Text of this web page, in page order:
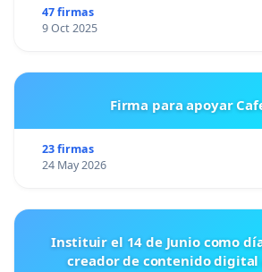
47 firmas
9 Oct 2025
Firma para apoyar
23 firmas
24 May 2026
Instituir el 14 de Junio como
creador de contenido